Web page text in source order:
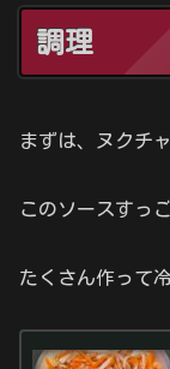
調理
まずは、ヌクチ
このソースすっ
たくさん作って